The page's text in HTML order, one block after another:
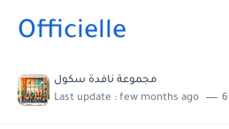
Officielle
مجموعة نافدة سكول
Last update : few months ago